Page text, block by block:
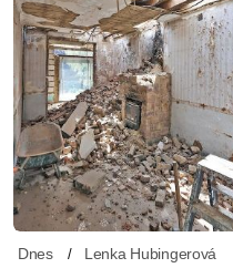
Dnes Lenka Hubingerová